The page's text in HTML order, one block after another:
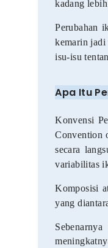
kadang
Perubahan
kemarin jadi
isu-isu
Apa Itu
Konvensi
Convention
secara
variabilitas
Komposisi
yang